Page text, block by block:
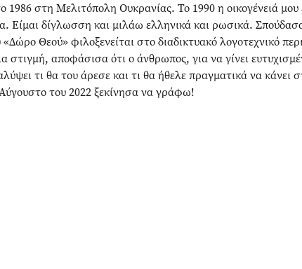
1986 στη Μελιτόπολη Ουκρανίας. Το 1990 η οικογένειά
Είμαι δίγλωσση και μιλάω ελληνικά και ρωσικά.
Θεού» φιλοξενείται στο διαδικτυακό λογοτεχνικό
στιγμή, αποφάσισα ότι ο άνθρωπος, για να γίνει
τι θα του άρεσε και τι θα ήθελε πραγματικά να κάνει
του 2022 ξεκίνησα να γράφω!